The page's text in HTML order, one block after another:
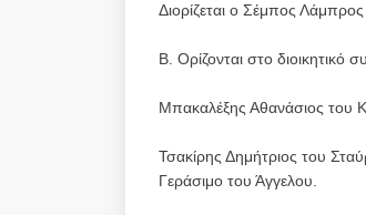
Διορίζεται ο Σέμπος
Β. Ορίζονται στο διοικητικό
Μπακαλέξης Αθανάσιος του
Τσακίρης Δημήτριος του
Γεράσιμο του Άγγελου.